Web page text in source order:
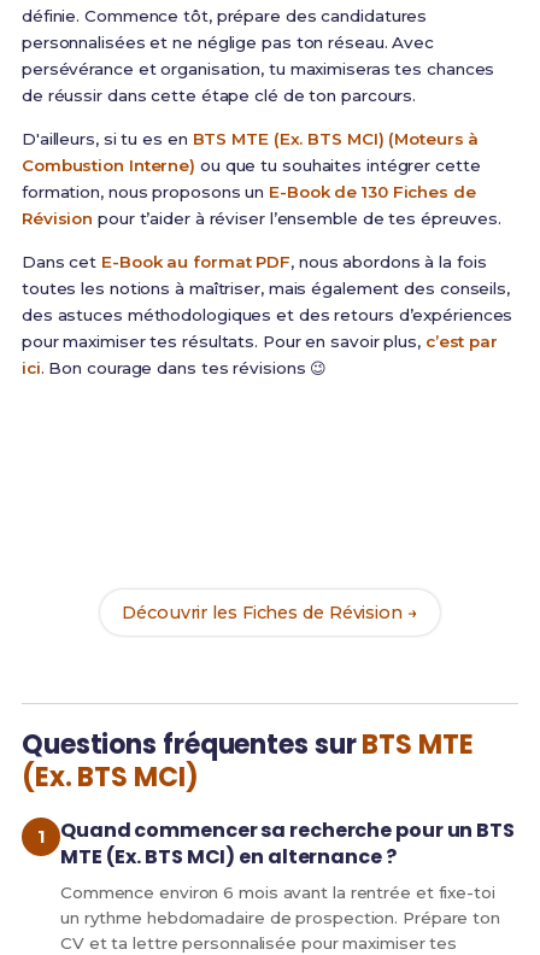
définie. Commence tôt, prépare des candidatures
personnalisées et ne néglige pas ton réseau. Avec
persévérance et organisation, tu maximiseras tes chances
de réussir dans cette étape clé de ton parcours.
D'ailleurs, si tu es en BTS MTE (Ex. BTS MCI) (Moteurs à
Combustion Interne) ou que tu souhaites intégrer cette
formation, nous proposons un E-Book de 130 Fiches de
Révision pour t’aider à réviser l’ensemble de tes épreuves.
Dans cet E-Book au format PDF, nous abordons à la fois
toutes les notions à maîtriser, mais également des conseils,
des astuces méthodologiques et des retours d’expériences
pour maximiser tes résultats. Pour en savoir plus, c’est par
ici. Bon courage dans tes révisions 😉
Découvrir les Fiches de Révision →
Questions fréquentes surBTS MTE
(Ex. BTS MCI)
Quand commencer sa recherche pour un BTS
MTE (Ex. BTS MCI) en alternance ?
Commence environ 6 mois avant la rentrée et fixe-toi
un rythme hebdomadaire de prospection. Prépare ton
CV et ta lettre personnalisée pour maximiser tes